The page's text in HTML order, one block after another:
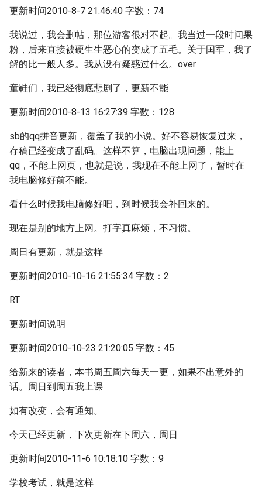
更新时间2010-8-7 21:46:40 字数：74
我说过，我会删帖，那位游客很对不起。我当过一段时间果
粉，后来直接被硬生生恶心的变成了五毛。关于国军，我了
解的比一般人多。我从没有疑惑过什么。over
童鞋们，我已经彻底悲剧了，更新不能
更新时间2010-8-13 16:27:39 字数：128
sb的qq拼音更新，覆盖了我的小说。好不容易恢复过来，
存稿已经变成了乱码。这样不算，电脑出现问题，能上
qq，不能上网页，也就是说，我现在不能上网了，暂时在
我电脑修好前不能。
看什么时候我电脑修好吧，到时候我会补回来的。
现在是别的地方上网。打字真麻烦，不习惯。
周日有更新，就是这样
更新时间2010-10-16 21:55:34 字数：2
RT
更新时间说明
更新时间2010-10-23 21:20:05 字数：45
给新来的读者，本书周五周六每天一更，如果不出意外的
话。周日到周五我上课
如有改变，会有通知。
今天已经更新，下次更新在下周六，周日
更新时间2010-11-6 10:18:10 字数：9
学校考试，就是这样